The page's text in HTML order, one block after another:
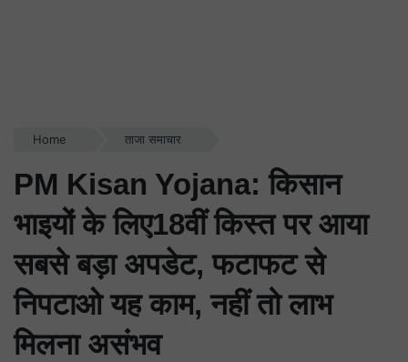
Home ताजा समाचार
PM Kisan Yojana: किसान
भाइयों के लिए18वीं किस्त पर आया
सबसे बड़ा अपडेट, फटाफट से
निपटाओ यह काम, नहीं तो लाभ
मिलना असंभव